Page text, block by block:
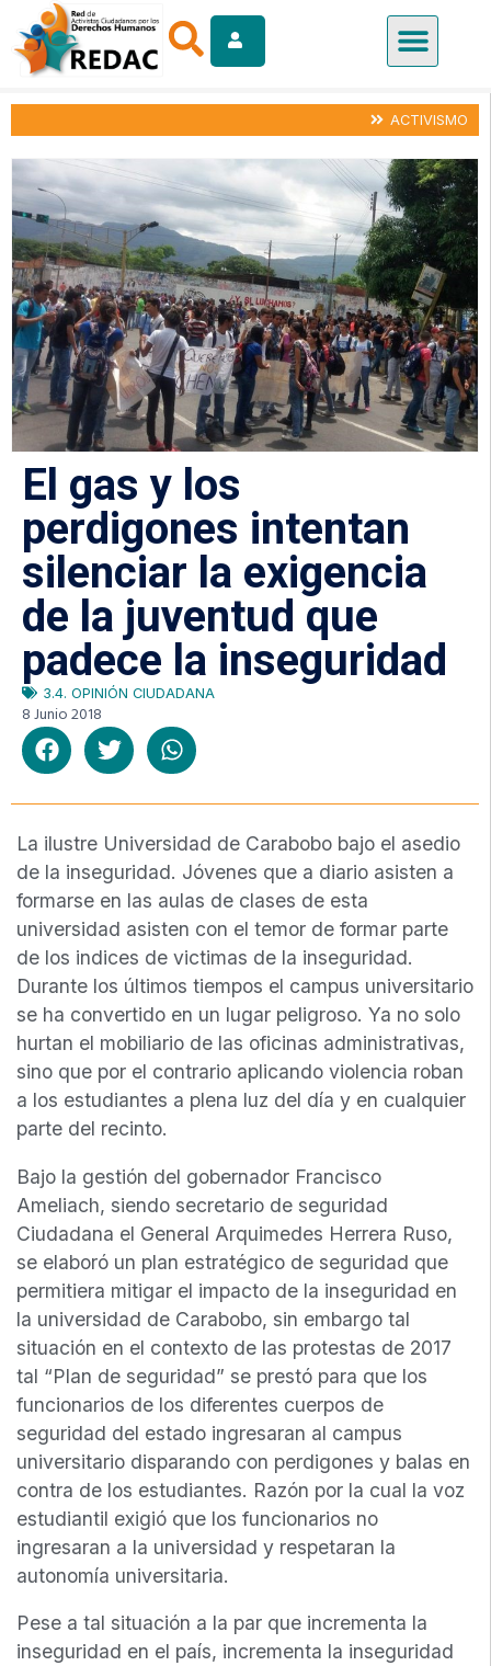
ACTIVISMO
El gas y los
perdigones intentan
silenciar la exigencia
de la juventud que
padece la inseguridad
3.4. OPINIÓN CIUDADANA
8 Junio 2018
La ilustre Universidad de Carabobo bajo el asedio
de la inseguridad. Jóvenes que a diario asisten a
formarse en las aulas de clases de esta
universidad asisten con el temor de formar parte
de los indices de victimas de la inseguridad.
Durante los últimos tiempos el campus universitario
se ha convertido en un lugar peligroso. Ya no solo
hurtan el mobiliario de las oficinas administrativas,
sino que por el contrario aplicando violencia roban
a los estudiantes a plena luz del día y en cualquier
parte del recinto.
Bajo la gestión del gobernador Francisco
Ameliach, siendo secretario de seguridad
Ciudadana el General Arquimedes Herrera Ruso,
se elaboró un plan estratégico de seguridad que
permitiera mitigar el impacto de la inseguridad en
la universidad de Carabobo, sin embargo tal
situación en el contexto de las protestas de 2017
tal “Plan de seguridad” se prestó para que los
funcionarios de los diferentes cuerpos de
seguridad del estado ingresaran al campus
universitario disparando con perdigones y balas en
contra de los estudiantes. Razón por la cual la voz
estudiantil exigió que los funcionarios no
ingresaran a la universidad y respetaran la
autonomía universitaria.
Pese a tal situación a la par que incrementa la
inseguridad en el país, incrementa la inseguridad